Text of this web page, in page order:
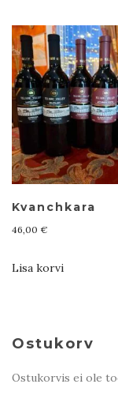
Kvanchkara
46,00 €
Lisa korvi
Ostukorv
Ostukorvis ei ole